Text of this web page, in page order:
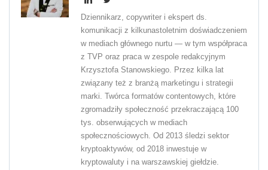
Dziennikarz, copywriter i ekspert ds.
komunikacji z kilkunastoletnim doświadczeniem
w mediach głównego nurtu — w tym współpraca
z TVP oraz praca w zespole redakcyjnym
Krzysztofa Stanowskiego. Przez kilka lat
związany też z branżą marketingu i strategii
marki. Twórca formatów contentowych, które
zgromadziły społeczność przekraczającą 100
tys. obserwujących w mediach
społecznościowych. Od 2013 śledzi sektor
kryptoaktywów, od 2018 inwestuje w
kryptowaluty i na warszawskiej giełdzie.